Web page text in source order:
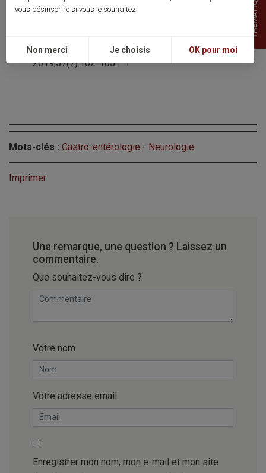
of acupuncture and moxibustion in bedside indwelling
craniocerebral injury]. China Modern Doctor.
2019;57(7):102-105.
Mots-clés : Gastro-entérologie - Neurologie
Imprimer
Une remarque, une question ? Laissez un
commentaire.
Que souhaitez-vous dire ?
Votre nom
Votre adresse email
Enregistrer mon nom, mon e-mail et mon site
THEMATIQUES
vous désinscrire si vous le souhaitez.
Non merci Je choisis OK pour moi